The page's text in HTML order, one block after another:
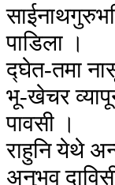
पाडिला ।
द्घेत-तमा
भू-खेचर
पावसी ।
राहुनि येथे
अनुभव